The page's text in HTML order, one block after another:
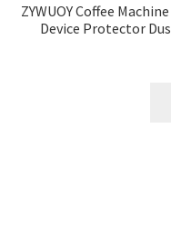
ZYWUOY Coffee
Device Protector